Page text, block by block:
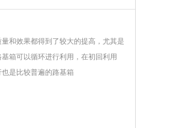
和效果都得到了较大的提高，尤其是
箱可以循环进行利用，在初回利用
是比较普遍的路基箱